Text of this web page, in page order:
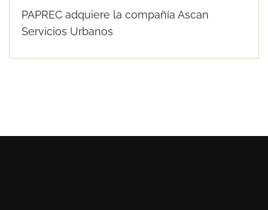
PAPREC adquiere la compañía Ascan
Servicios Urbanos